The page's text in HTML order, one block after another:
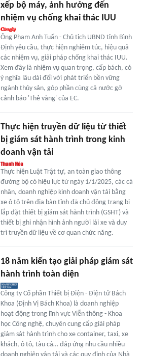
xếp bộ máy, ảnh hưởng đến
nhiệm vụ chống khai thác IUU
Ông Phạm Anh Tuấn - Chủ tịch UBND tỉnh Bình
Định yêu cầu, thực hiện nghiêm túc, hiệu quả
các nhiệm vụ, giải pháp chống khai thác IUU.
Xem đây là nhiệm vụ quan trọng, cấp bách, có
ý nghĩa lâu dài đối với phát triển bền vững
ngành thủy sản, góp phần cùng cả nước gỡ
cảnh báo 'Thẻ vàng' của EC.
Thực hiện truyền dữ liệu từ thiết
bị giám sát hành trình trong kinh
doanh vận tải
Thực hiện Luật Trật tự, an toàn giao thông
đường bộ có hiệu lực từ ngày 1/1/2025, các cá
nhân, doanh nghiệp kinh doanh vận tải bằng
xe ô tô trên địa bàn tỉnh đã chủ động trang bị
lắp đặt thiết bị giám sát hành trình (GSHT) và
thiết bị ghi nhận hình ảnh người lái xe và duy
trì truyền dữ liệu về cơ quan chức năng.
18 năm kiến tạo giải pháp giám sát
hành trình toàn diện
Công ty Cổ phần Thiết bị Điện - Điện tử Bách
Khoa (Định Vị Bách Khoa) là doanh nghiệp
hoạt động trong lĩnh vực Viễn thông - Khoa
học Công nghệ, chuyên cung cấp giải pháp
giám sát hành trình cho xe container, taxi, xe
khách, ô tô, tàu cá… đáp ứng nhu cầu nhiều